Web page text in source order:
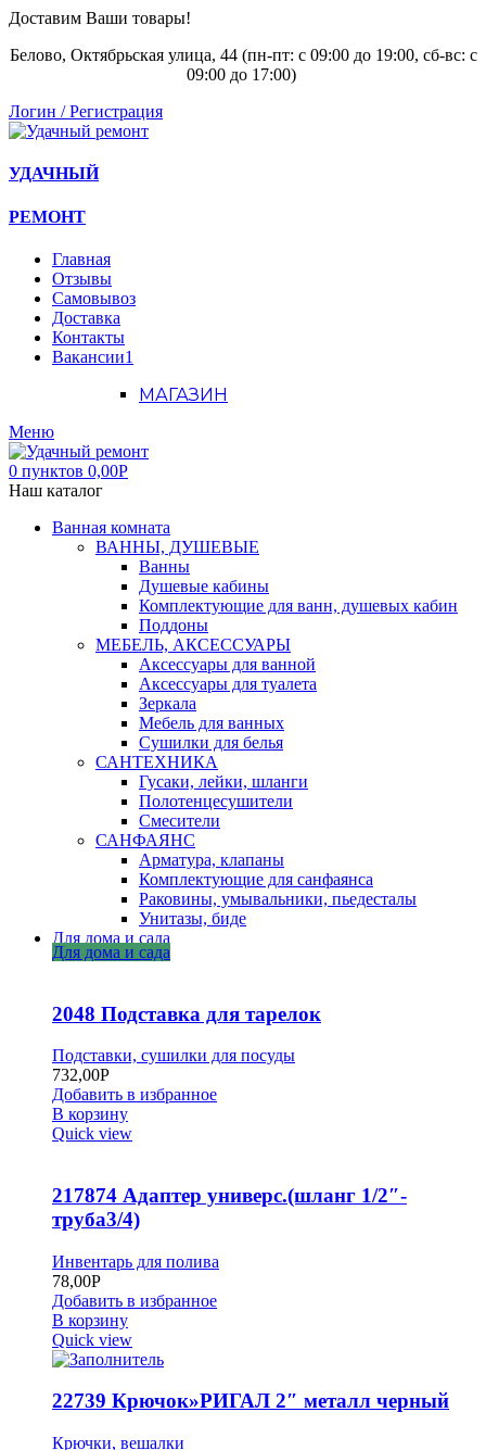
Доставим Ваши товары!
Белово, Октябрьская улица, 44 (пн-пт: с 09:00 до 19:00, сб-вс: с
09:00 до 17:00)
Логин / Регистрация
УДАЧНЫЙ
РЕМОНТ
Главная
Отзывы
Самовывоз
Доставка
Контакты
Вакансии1
МАГАЗИН
Меню
0 пунктов 0,00Р
Наш каталог
Ванная комната
ВАННЫ, ДУШЕВЫЕ
Ванны
Душевые кабины
Комплектующие для ванн, душевых кабин
Поддоны
МЕБЕЛЬ, АКСЕССУАРЫ
Аксессуары для ванной
Аксессуары для туалета
Зеркала
Мебель для ванных
Сушилки для белья
САНТЕХНИКА
Гусаки, лейки, шланги
Полотенцесушители
Смесители
САНФАЯНС
Арматура, клапаны
Комплектующие для санфаянса
Раковины, умывальники, пьедесталы
Унитазы, биде
Для дома и сада
Для дома и сада
2048 Подставка для тарелок
Подставки, сушилки для посуды
732,00Р
Добавить в избранное
В корзину
Quick view
217874 Адаптер универс.(шланг 1/2″-
труба3/4)
Инвентарь для полива
78,00Р
Добавить в избранное
В корзину
Quick view
22739 Крючок»РИГАЛ 2″ металл черный
Крючки, вешалки